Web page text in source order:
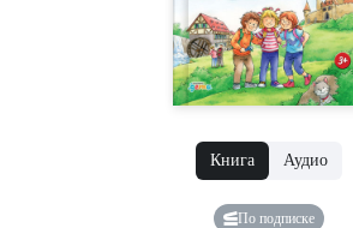
Книга Аудио
По подписке